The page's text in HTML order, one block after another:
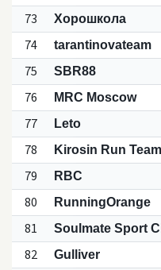
73
Хорошкола
74
tarantinovateam
75
SBR88
76
MRC Moscow
77
Leto
78
Kirosin Run Team
79
RBC
80
RunningOrange
81
Soulmate Sport
82
Gulliver